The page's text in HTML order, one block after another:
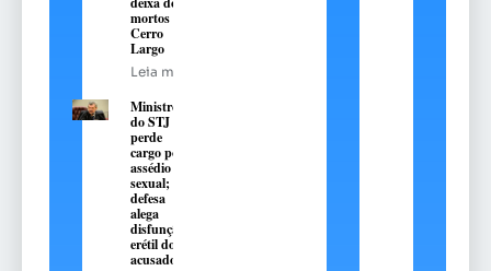
mortos em
Cerro
Largo
Leia mais
Ministro
do STJ
perde
cargo por
assédio
sexual;
defesa
alega
disfunção
erétil do
acusado